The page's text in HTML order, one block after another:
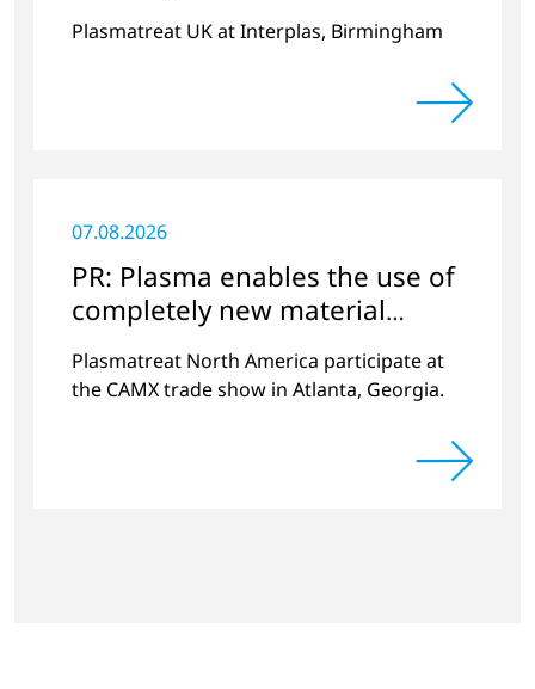
Plasmatreat UK at Interplas, Birmingham
07.08.2026
PR: Plasma enables the use of
completely new material
combinations
Plasmatreat North America participate at
the CAMX trade show in Atlanta, Georgia.